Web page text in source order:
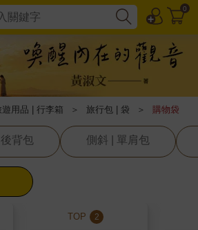
0
遊用品 | 行李箱 ＞ 旅行包 | 袋 ＞ 購物袋
後背包 側斜 | 單肩包
TOP 2